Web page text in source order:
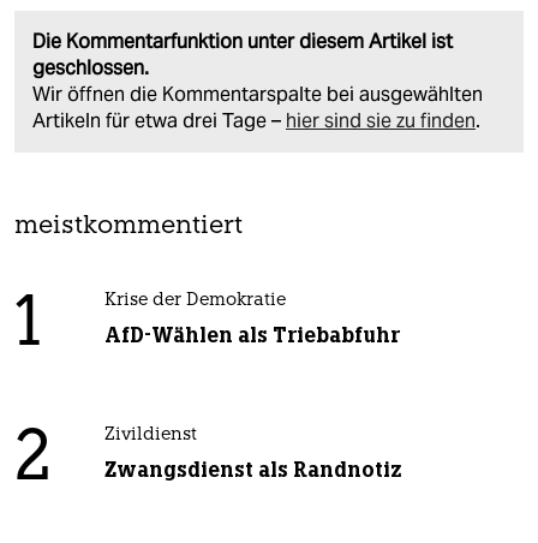
Die Kommentarfunktion unter diesem Artikel ist
geschlossen.
Wir öffnen die Kommentarspalte bei ausgewählten
Artikeln für etwa drei Tage – hier sind sie zu finden.
meistkommentiert
1 Krise der Demokratie
AfD-Wählen als Triebabfuhr
2 Zivildienst
Zwangsdienst als Randnotiz